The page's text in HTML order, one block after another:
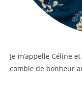
Je m’appelle Céline et
comble de bonheur